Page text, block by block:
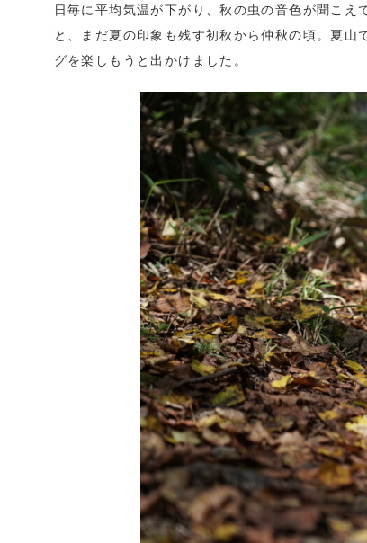
o
k
r
日毎に平均気温が下がり、秋の虫の音色が聞こ
と、まだ夏の印象も残す初秋から仲秋の頃。夏
グを楽しもうと出かけました。